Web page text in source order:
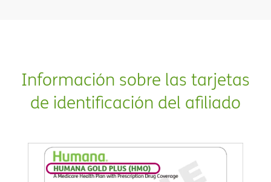
Información sobre las tarjetas
de identificación del afiliado​​